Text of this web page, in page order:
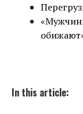
In this article: